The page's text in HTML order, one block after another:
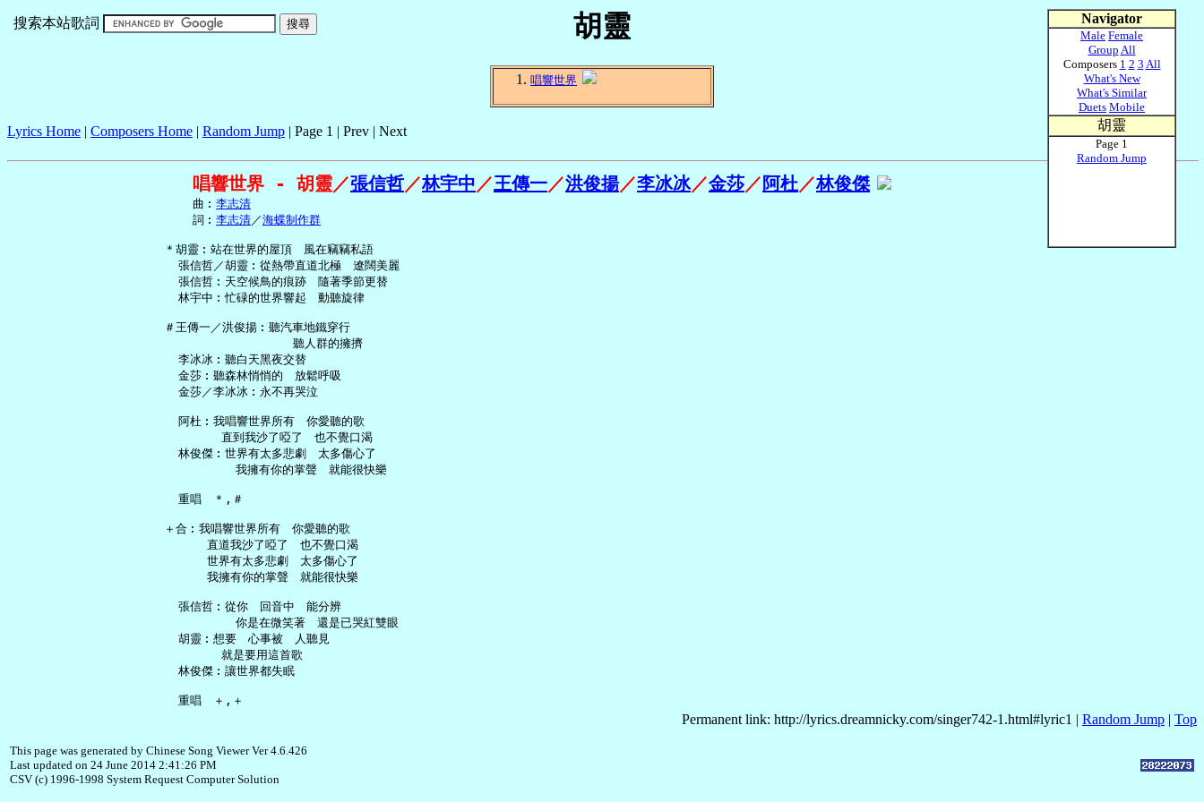
胡靈
搜索本站歌詞
唱響世界
Lyrics Home | Composers Home | Random Jump | Page 1 | Prev | Next
唱響世界 - 胡靈／張信哲／林宇中／王傳一／洪俊揚／李冰冰／金莎／ 阿杜／林俊傑
     曲︰
李志清
     詞︰
李志清／海蝶制作群
＊胡靈︰站在世界的屋頂　風在竊竊私語
   張信哲／胡靈︰從熱帶直道北極　遼闊美麗
   張信哲︰天空候鳥的痕跡　隨著季節更替
   林宇中︰忙碌的世界響起　動聽旋律
＃王傳一／洪俊揚︰聽汽車地鐵穿行
                   聽人群的擁擠
   李冰冰︰聽白天黑夜交替
   金莎︰聽森林悄悄的　放鬆呼吸
   金莎／李冰冰︰永不再哭泣
   阿杜︰我唱響世界所有　你愛聽的歌
         直到我沙了啞了　也不覺口渴
   林俊傑︰世界有太多悲劇　太多傷心了
           我擁有你的掌聲　就能很快樂
   重唱　＊,＃
＋合︰我唱響世界所有　你愛聽的歌
       直道我沙了啞了　也不覺口渴
       世界有太多悲劇　太多傷心了
       我擁有你的掌聲　就能很快樂
   張信哲︰從你　回音中　能分辨
           你是在微笑著　還是已哭紅雙眼
   胡靈︰想要　心事被　人聽見
         就是要用這首歌
   林俊傑︰讓世界都失眠
Permanent link: http://lyrics.dreamnicky.com/singer742-1.html#lyric1 | Random Jump | Top
This page was generated by Chinese Song Viewer Ver 4.6.426
Last updated on 24 June 2014 2:41:26 PM
CSV (c) 1996-1998 System Request Computer Solution
Navigator
Male Female
Group All
Composers 1 2 3 All
What's New
What's Similar
Duets Mobile
胡靈
Page 1
Random Jump